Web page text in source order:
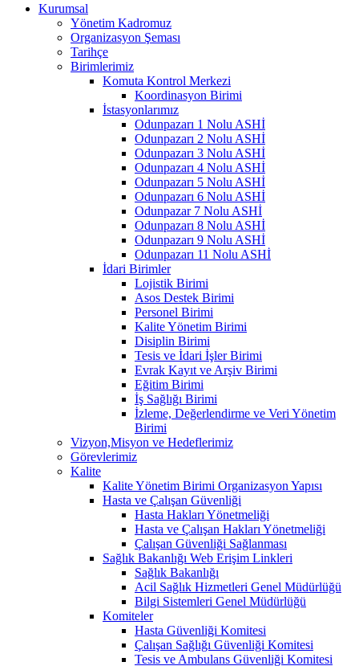
Kurumsal
Yönetim Kadromuz
Organizasyon Şeması
Tarihçe
Birimlerimiz
Komuta Kontrol Merkezi
Koordinasyon Birimi
İstasyonlarımız
Odunpazarı 1 Nolu ASHİ
Odunpazarı 2 Nolu ASHİ
Odunpazarı 3 Nolu ASHİ
Odunpazarı 4 Nolu ASHİ
Odunpazarı 5 Nolu ASHİ
Odunpazarı 6 Nolu ASHİ
Odunpazar 7 Nolu ASHİ
Odunpazarı 8 Nolu ASHİ
Odunpazarı 9 Nolu ASHİ
Odunpazarı 11 Nolu ASHİ
İdari Birimler
Lojistik Birimi
Asos Destek Birimi
Personel Birimi
Kalite Yönetim Birimi
Disiplin Birimi
Tesis ve İdari İşler Birimi
Evrak Kayıt ve Arşiv Birimi
Eğitim Birimi
İş Sağlığı Birimi
İzleme, Değerlendirme ve Veri Yönetim
Birimi
Vizyon,Misyon ve Hedeflerimiz
Görevlerimiz
Kalite
Kalite Yönetim Birimi Organizasyon Yapısı
Hasta ve Çalışan Güvenliği
Hasta Hakları Yönetmeliği
Hasta ve Çalışan Hakları Yönetmeliği
Çalışan Güvenliği Sağlanması
Sağlık Bakanlığı Web Erişim Linkleri
Sağlık Bakanlığı
Acil Sağlık Hizmetleri Genel Müdürlüğü
Bilgi Sistemleri Genel Müdürlüğü
Komiteler
Hasta Güvenliği Komitesi
Çalışan Sağlığı Güvenliği Komitesi
Tesis ve Ambulans Güvenliği Komitesi